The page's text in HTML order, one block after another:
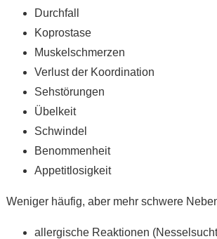
Durchfall
Koprostase
Muskelschmerzen
Verlust der Koordination
Sehstörungen
Übelkeit
Schwindel
Benommenheit
Appetitlosigkeit
Weniger häufig, aber mehr schwere
allergische Reaktionen